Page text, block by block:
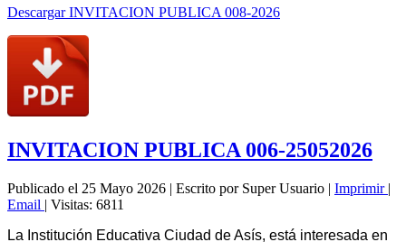
Descargar INVITACION PUBLICA 008-2026
INVITACION PUBLICA 006-25052026
Publicado el 25 Mayo 2026 | Escrito por Super Usuario | Imprimir |
Email | Visitas: 6811
La Institución Educativa Ciudad de Asís, está interesada en